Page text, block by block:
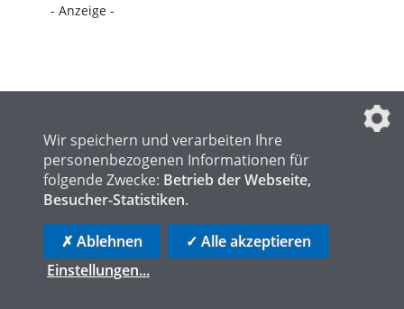
- Anzeige -
Wir speichern und verarbeiten Ihre
personenbezogenen Informationen für
folgende Zwecke: Betrieb der Webseite,
Besucher-Statistiken.
✗ Ablehnen
✓ Alle akzeptieren
Einstellungen...